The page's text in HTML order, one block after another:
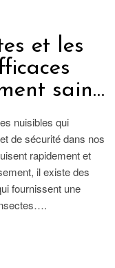
et les
sain…
nuisibles qui
de sécurité dans nos
rapidement et
il existe des
fournissent une